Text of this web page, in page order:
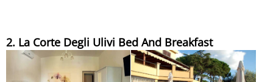
2. La Corte Degli Ulivi Bed And Breakfast